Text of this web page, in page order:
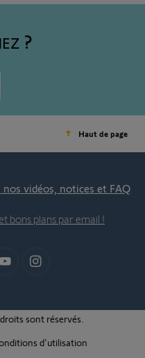
Haut de page
vidéos, notices et FAQ
bons plans par email !
sont réservés.
d'utilisation